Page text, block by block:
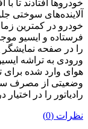
خودروها افتادند تا
آلاینده‌های سوختی
خودرو در کمترین
فرستاده و ایسیو
را در صفحه
ورودی به تراشه
هوای وارد شده برای
وضعیتی از مصرف
رادیاتور را در اختیار
نظرات (0)